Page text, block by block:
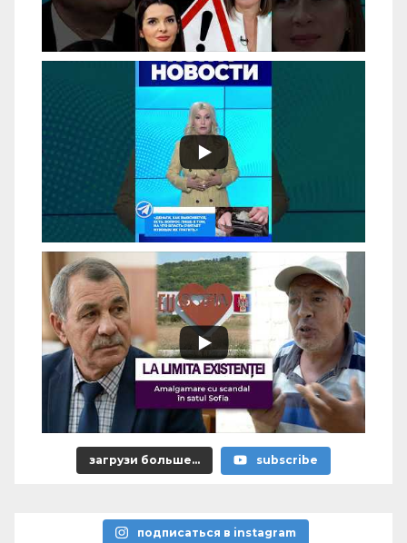
загрузи больше... subscribe
подписаться в instagram